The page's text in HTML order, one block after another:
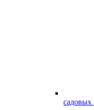
садовых